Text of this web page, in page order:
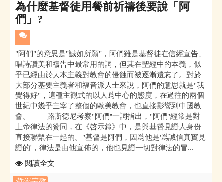
為什麼基督徒用餐前祈禱後要說「阿
們」?
"阿們"的意思是"誠如所願"，阿們雖是基督徒在信經宣告、
唱詩讚美和禱告中最常用的詞，但其在聖經中的本義，似
乎已經由於人本主義對教會的侵蝕而被逐漸遺忘了。對於
大部分基要主義者和福音派人士來說，阿們的意思就是"我
覺得好"，這種主觀式的以人爲中心的態度，在過往的兩個
世紀中幾乎主宰了整個的歐美教會，也直接影響到中國教
會。 路斯德尼考察"阿們"一詞指出，"阿們"經常是對
上帝律法的贊同，在《啓示錄》中，是與基督見證人身份
直接聯繫在一起的。"基督是阿們，因爲他是'爲誠信真實見
證的'，律法是由他宣佈的，他也見證一切對律法的冒...
閱讀全文